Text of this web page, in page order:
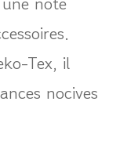
Tex, il
nocives